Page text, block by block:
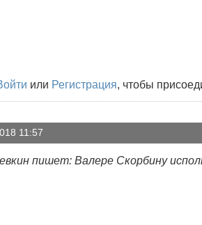
или Регистрация, чтобы
11:57
пишет: Валере Скорбину